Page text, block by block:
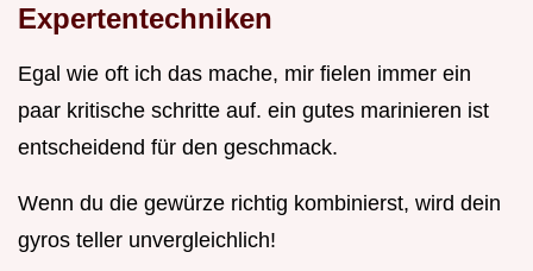
Expertentechniken
Egal wie oft ich das mache, mir fielen immer ein
paar kritische schritte auf. ein gutes marinieren ist
entscheidend für den geschmack.
Wenn du die gewürze richtig kombinierst, wird dein
gyros teller unvergleichlich!